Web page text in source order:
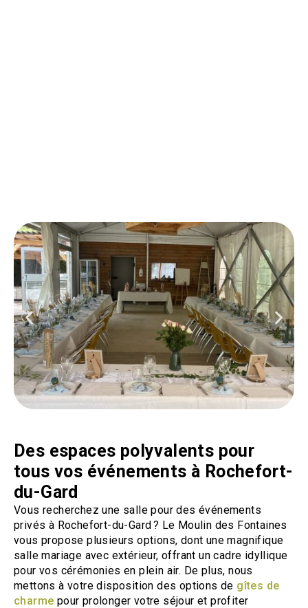
Des espaces polyvalents pour
tous vos événements à Rochefort-
du-Gard
Vous recherchez une salle pour des événements
privés à Rochefort-du-Gard ? Le Moulin des Fontaines
vous propose plusieurs options, dont une magnifique
salle mariage avec extérieur, offrant un cadre idyllique
pour vos cérémonies en plein air. De plus, nous
mettons à votre disposition des options de gîtes de
charme pour prolonger votre séjour et profiter